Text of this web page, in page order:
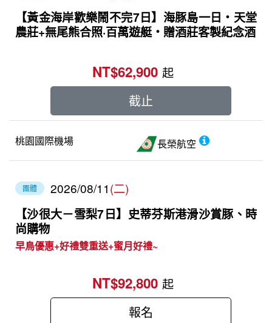
【黃金海岸歡樂鬧不完7日】海豚島一日‧天堂
農莊+無尾熊合照·百萬遊艇‧贈酒莊客製紀念酒
桃園國際機場 長榮航空
NT$62,900 起
截止
團體 2026/08/11(二)
【沙很大－雪梨7日】史蒂芬斯港滑沙賞豚、時
尚購物
早鳥優惠+好禮雙重送+蜜月好禮~
NT$92,800 起
報名